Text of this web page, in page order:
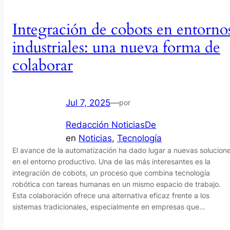
Integración de cobots en
industriales: una nueva forma de
colaborar
Jul 7, 2025—por
Redacción NoticiasDe
en Noticias, Tecnología
El avance de la automatización ha dado lugar a nuevas
en el entorno productivo. Una de las más interesantes es la
integración de cobots, un proceso que combina tecnología
robótica con tareas humanas en un mismo espacio de trabajo.
Esta colaboración ofrece una alternativa eficaz frente a los
sistemas tradicionales, especialmente en empresas que…